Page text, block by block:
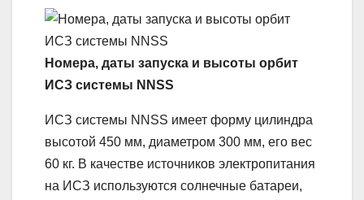
Номера, даты запуска и высоты орбит
ИСЗ системы NNSS
ИСЗ системы NNSS имеет форму цилиндра
высотой 450 мм, диаметром 300 мм, его вес
60 кг. В качестве источников электропитания
на ИСЗ используются солнечные батареи,